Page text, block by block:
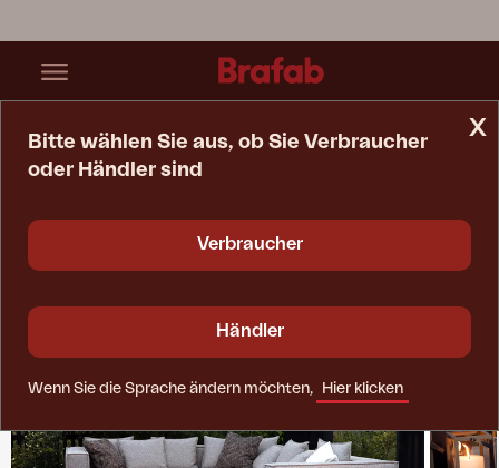
x
Bitte wählen Sie aus, ob Sie Verbraucher
oder Händler sind
Verbraucher
Händler
Wenn Sie die Sprache ändern möchten, Hier klicken